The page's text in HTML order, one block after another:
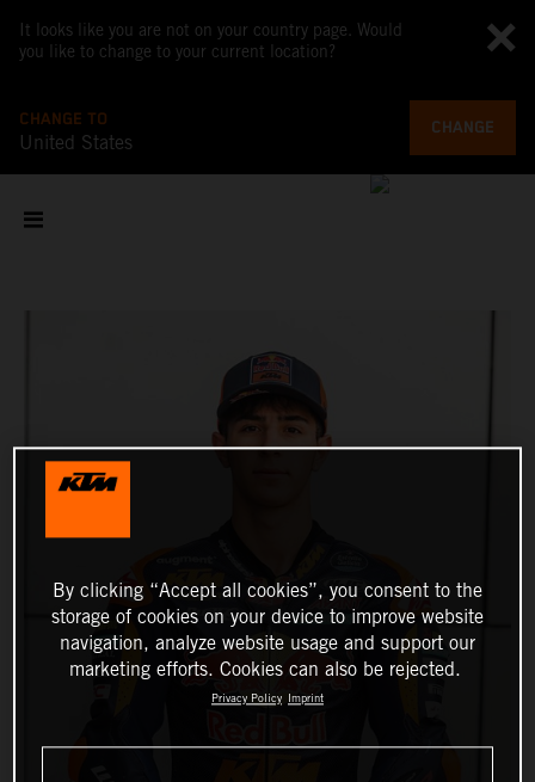
It looks like you are not on your country page. Would
you like to change to your current location?
CHANGE TO
United States
CHANGE
By clicking “Accept all cookies”, you consent to the
storage of cookies on your device to improve website
navigation, analyze website usage and support our
marketing efforts. Cookies can also be rejected.
Privacy Policy Imprint